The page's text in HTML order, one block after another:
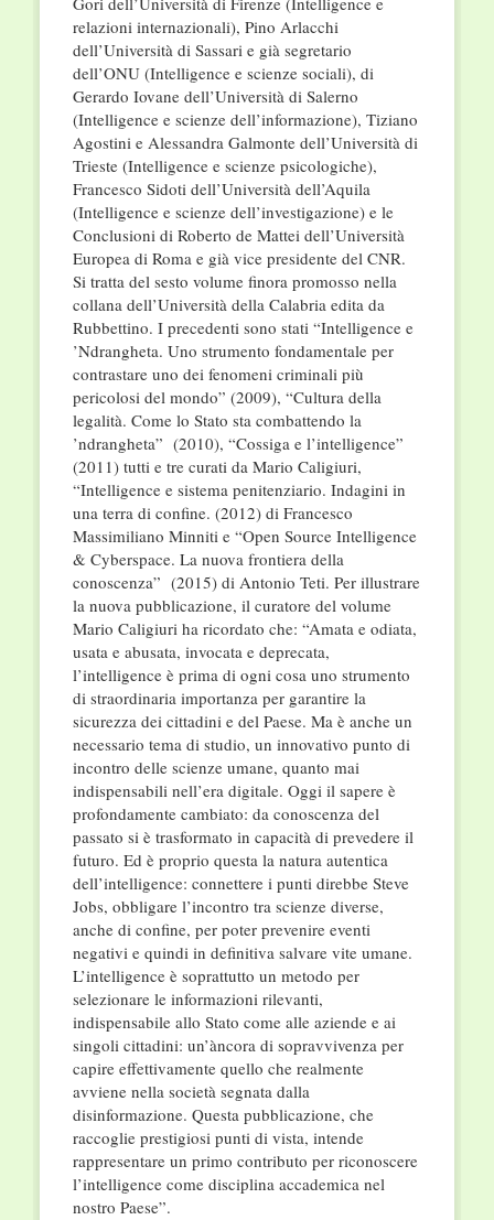
relazioni internazionali), Pino Arlacchi
dell’Università di Sassari e già segretario
dell’ONU (Intelligence e scienze sociali), di
Gerardo Iovane dell’Università di Salerno
(Intelligence e scienze dell’informazione), Tiziano
Agostini e Alessandra Galmonte dell’Università di
Trieste (Intelligence e scienze psicologiche),
Francesco Sidoti dell’Università dell’Aquila
(Intelligence e scienze dell’investigazione) e le
Conclusioni di Roberto de Mattei dell’Università
Europea di Roma e già vice presidente del CNR.
Si tratta del sesto volume finora promosso nella
collana dell’Università della Calabria edita da
Rubbettino. I precedenti sono stati “Intelligence e
’Ndrangheta. Uno strumento fondamentale per
contrastare uno dei fenomeni criminali più
pericolosi del mondo” (2009), “Cultura della
legalità. Come lo Stato sta combattendo la
’ndrangheta” (2010), “Cossiga e l’intelligence”
(2011) tutti e tre curati da Mario Caligiuri,
“Intelligence e sistema penitenziario. Indagini in
una terra di confine. (2012) di Francesco
Massimiliano Minniti e “Open Source Intelligence
& Cyberspace. La nuova frontiera della
conoscenza” (2015) di Antonio Teti. Per illustrare
la nuova pubblicazione, il curatore del volume
Mario Caligiuri ha ricordato che: “Amata e odiata,
usata e abusata, invocata e deprecata,
l’intelligence è prima di ogni cosa uno strumento
di straordinaria importanza per garantire la
sicurezza dei cittadini e del Paese. Ma è anche un
necessario tema di studio, un innovativo punto di
incontro delle scienze umane, quanto mai
indispensabili nell’era digitale. Oggi il sapere è
profondamente cambiato: da conoscenza del
passato si è trasformato in capacità di prevedere il
futuro. Ed è proprio questa la natura autentica
dell’intelligence: connettere i punti direbbe Steve
Jobs, obbligare l’incontro tra scienze diverse,
anche di confine, per poter prevenire eventi
negativi e quindi in definitiva salvare vite umane.
L’intelligence è soprattutto un metodo per
selezionare le informazioni rilevanti,
indispensabile allo Stato come alle aziende e ai
singoli cittadini: un’àncora di sopravvivenza per
capire effettivamente quello che realmente
avviene nella società segnata dalla
disinformazione. Questa pubblicazione, che
raccoglie prestigiosi punti di vista, intende
rappresentare un primo contributo per riconoscere
l’intelligence come disciplina accademica nel
nostro Paese”.